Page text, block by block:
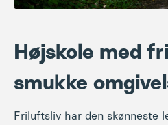
Højskole med
smukke
Friluftsliv har den skønneste